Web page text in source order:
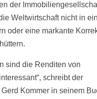
der
Weltwirtschaft nicht in
oder eine markante
sind die Renditen von
schreibt der
Kommer in seinem